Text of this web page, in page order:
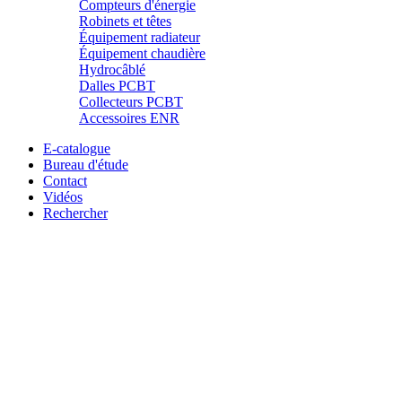
Compteurs d'énergie
Robinets et têtes
Équipement radiateur
Équipement chaudière
Hydrocâblé
Dalles PCBT
Collecteurs PCBT
Accessoires ENR
E-catalogue
Bureau d'étude
Contact
Vidéos
Rechercher